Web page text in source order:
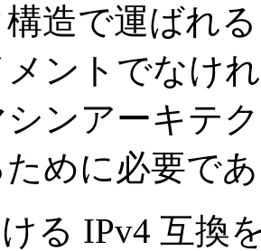
造で運ばれ
メントでなけ
シンアーキテ
ために必要で
る IPv4 互換